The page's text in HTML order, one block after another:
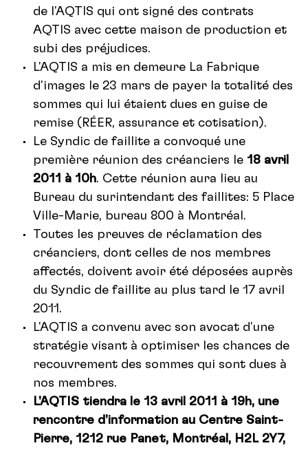
de l'AQTIS qui ont signé des contrats
AQTIS avec cette maison de production et
subi des préjudices.
L'AQTIS a mis en demeure La Fabrique
d'images le 23 mars de payer la totalité des
sommes qui lui étaient dues en guise de
remise (RÉER, assurance et cotisation).
Le Syndic de faillite a convoqué une
première réunion des créanciers le 18 avril
2011 à 10h. Cette réunion aura lieu au
Bureau du surintendant des faillites: 5 Place
Ville-Marie, bureau 800 à Montréal.
Toutes les preuves de réclamation des
créanciers, dont celles de nos membres
affectés, doivent avoir été déposées auprès
du Syndic de faillite au plus tard le 17 avril
2011.
L'AQTIS a convenu avec son avocat d'une
stratégie visant à optimiser les chances de
recouvrement des sommes qui sont dues à
nos membres.
L'AQTIS tiendra le 13 avril 2011 à 19h, une
rencontre d'information au Centre Saint-
Pierre, 1212 rue Panet, Montréal, H2L 2Y7,